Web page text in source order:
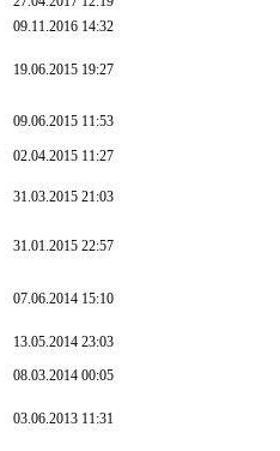
09.11.2016 14:32
19.06.2015 19:27
09.06.2015 11:53
02.04.2015 11:27
31.03.2015 21:03
31.01.2015 22:57
07.06.2014 15:10
13.05.2014 23:03
08.03.2014 00:05
03.06.2013 11:31